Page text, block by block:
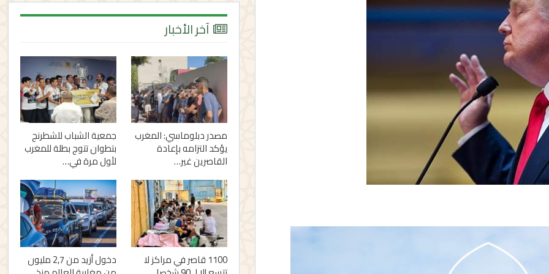
آخر الأخبار
مصدر دبلوماسي: المغرب
يؤكد التزامه بإعادة
القاصرين غير…
جمعية الشباب للشطرنج
بتطوان تتوج بطلة للمغرب
لأول مرة في…
1100 قاصر في مراكز لا دخول أزيد من 2,7 مليون